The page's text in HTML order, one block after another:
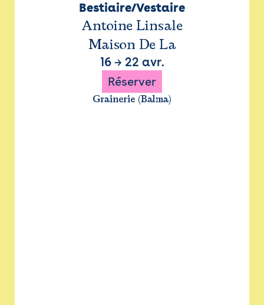
Bestiaire/Vestaire
Antoine Linsale
Maison De La
16→ 22 avr.
Réserver
Grainerie (Balma)